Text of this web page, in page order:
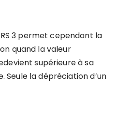
3 permet cependant la
quand la valeur
supérieure à sa
la dépréciation d’un